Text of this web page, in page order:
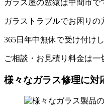
ガラス屋の窓猿は中間市
ガラストラブルでお困り
365日年中無休で受け付け
ご相談・お見積り料金は
様々なガラス修理に対